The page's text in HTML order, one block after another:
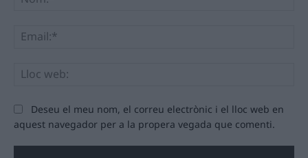
Deseu el meu nom, el correu electrònic i el lloc web en
aquest navegador per a la propera vegada que comenti.